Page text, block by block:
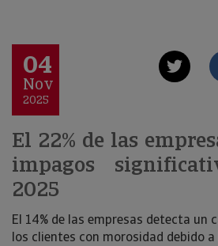
04
Nov
2025
El 22% de las
impagos
2025
El 14% de las empresas detecta un
los clientes con morosidad debido